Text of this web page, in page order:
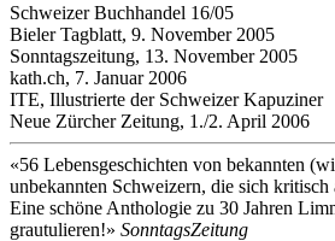
Schweizer Buchhandel 16/05
Bieler Tagblatt, 9. November 2005
Sonntagszeitung, 13. November 2005
kath.ch, 7. Januar 2006
ITE, Illustrierte der Schweizer Kapuziner
Neue Zürcher Zeitung, 1./2. April 2006
«56 Lebensgeschichten von bekannten
unbekannten Schweizern, die sich kritisch
Eine schöne Anthologie zu 30 Jahren
grautulieren!» SonntagsZeitung